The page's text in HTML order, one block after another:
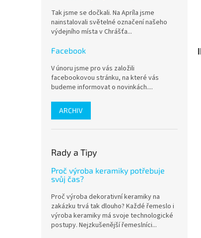
Tak jsme se dočkali. Na Apríla jsme
nainstalovali světelné označení našeho
výdejního místa v Chrášťa...
Facebook
V únoru jsme pro vás založili
facebookovou stránku, na které vás
budeme informovat o novinkách....
ARCHIV
Rady a Tipy
Proč výroba keramiky potřebuje
svůj čas?
Proč výroba dekorativní keramiky na
zakázku trvá tak dlouho? Každé řemeslo i
výroba keramiky má svoje technologické
postupy. Nejzkušenější řemeslníci...